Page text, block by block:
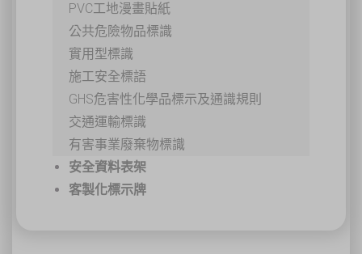
PVC工地漫畫貼紙
公共危險物品標識
實用型標識
施工安全標語
GHS危害性化學品標示及通識規則
交通運輸標識
有害事業廢棄物標識
安全資料表架
客製化標示牌